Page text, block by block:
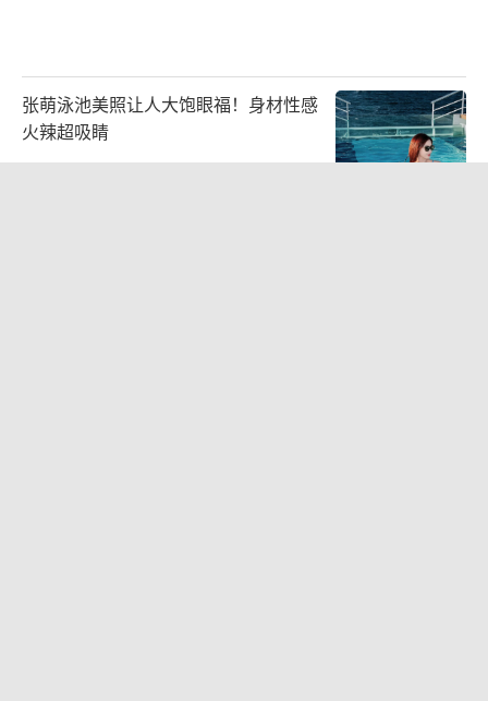
张萌泳池美照让人大饱眼福！身材性感
火辣超吸睛
2026-08-03 14:09:27